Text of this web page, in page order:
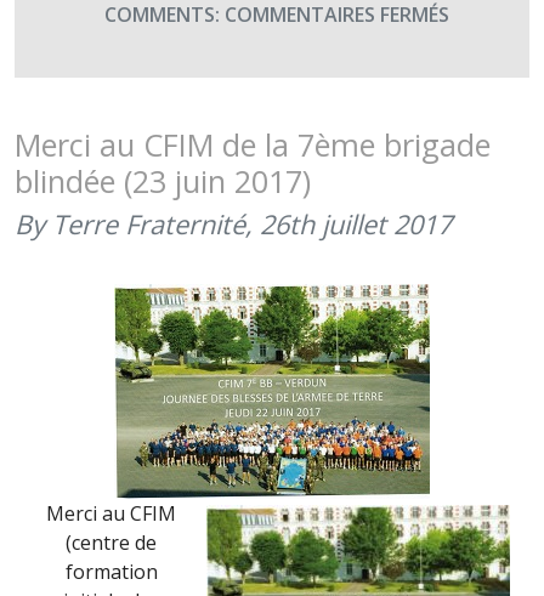
COMMENTS: COMMENTAIRES FERMÉS
AU
DE
DE
Merci au CFIM de la 7ème brigade
blindée (23 juin 2017)
By Terre Fraternité, 26th juillet 2017
Merci au CFIM
(centre de
formation